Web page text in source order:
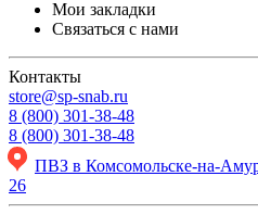
Мои закладки
Связаться с нами
Контакты
store@sp-snab.ru
8 (800) 301-38-48
8 (800) 301-38-48
ПВЗ в Комсомольске-на-
26